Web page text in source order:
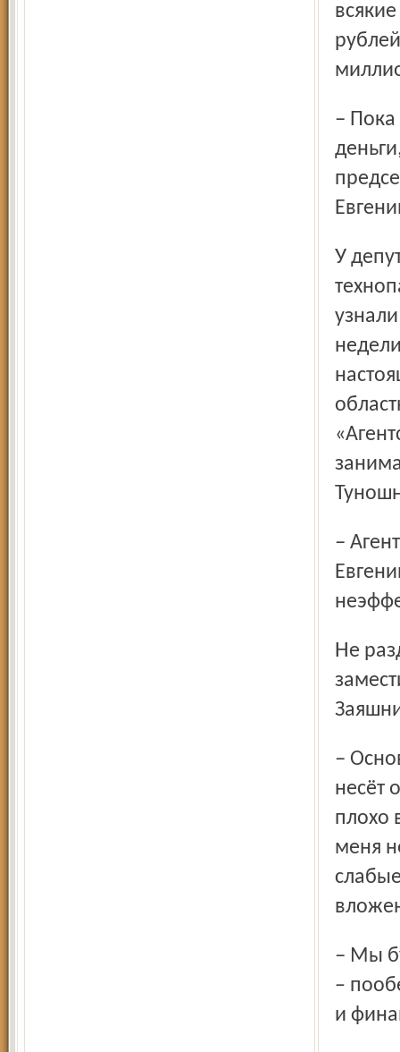
– Пока не видно, на что потрачены уже выделенные
У депутата возникли ещё две серьёзные претензии к
– Агентство занимается всем, а значит, ничем, – заметил
Не разделил оптимизма по поводу технопарка и
– Основную нагрузку по финансированию технопарка
несёт
плохо
меня
– Мы будем разбираться, почему неэффективны затраты,
–
и